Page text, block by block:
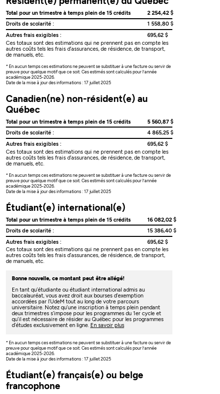
Total pour un trimestre à temps plein de 15 crédits
2 254,42 $
Droits de scolarité :
1 558,80 $
Autres frais exigibles :
695,62 $
Ces totaux sont des estimations qui ne prennent pas en compte les
autres coûts tels les frais d’assurances, de résidence, de transport,
de manuels, etc.
* En aucun temps ces estimations ne peuvent se substituer à une facture ou servir de
preuve pour quelque motif que ce soit. Ces estimés sont calculés pour l’année
académique 2025-2026.
Date de la mise à jour des informations : 17 juillet 2025
Canadien(ne) non-résident(e) au
Québec
Total pour un trimestre à temps plein de 15 crédits
5 560,87 $
Droits de scolarité :
4 865,25 $
Autres frais exigibles :
695,62 $
Ces totaux sont des estimations qui ne prennent pas en compte les
autres coûts tels les frais d’assurances, de résidence, de transport,
de manuels, etc.
* En aucun temps ces estimations ne peuvent se substituer à une facture ou servir de
preuve pour quelque motif que ce soit. Ces estimés sont calculés pour l’année
académique 2025-2026.
Date de la mise à jour des informations : 17 juillet 2025
Étudiant(e) international(e)
Total pour un trimestre à temps plein de 15 crédits
16 082,02 $
Droits de scolarité :
15 386,40 $
Autres frais exigibles :
695,62 $
Ces totaux sont des estimations qui ne prennent pas en compte les
autres coûts tels les frais d’assurances, de résidence, de transport,
de manuels, etc.
Bonne nouvelle, ce montant peut être allégé!
En tant qu’étudiante ou étudiant international admis au
baccalauréat, vous avez droit aux bourses d’exemption
accordées par l’UdeM tout au long de votre parcours
universitaire. Notez qu’une inscription à temps plein pendant
deux trimestres s’impose pour les programmes du 1er cycle et
qu’il est nécessaire de résider au Québec pour les programmes
d’études exclusivement en ligne. En savoir plus
* En aucun temps ces estimations ne peuvent se substituer à une facture ou servir de
preuve pour quelque motif que ce soit. Ces estimés sont calculés pour l’année
académique 2025-2026.
Date de la mise à jour des informations : 17 juillet 2025
Étudiant(e) français(e) ou belge
francophone